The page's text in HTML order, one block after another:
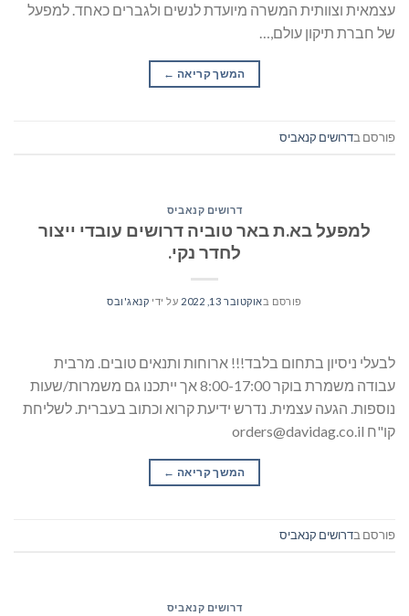
עצמאית וצוותית המשרה מיועדת לנשים ולגברים כאחד. למפעל
של חברת תיקון עולם,…
המשך קריאה →
פורסם בדרושים קנאביס
דרושים קנאביס
למפעל בא.ת באר טוביה דרושים עובדי ייצור
לחדר נקי.
פורסם באוקטובר 13, 2022 על ידי קנאג'ובס
לבעלי ניסיון בתחום בלבד!!! ארוחות ותנאים טובים. מרבית
עבודה משמרת בוקר 8:00-17:00 אך ייתכנו גם משמרות/שעות
נוספות. הגעה עצמית. נדרש ידיעת קרוא וכתוב בעברית. לשליחת
קו"ח orders@davidag.co.il
המשך קריאה →
פורסם בדרושים קנאביס
דרושים קנאביס